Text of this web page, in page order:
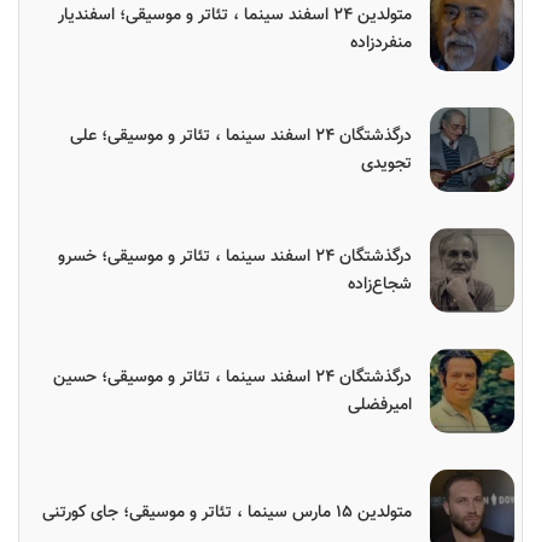
متولدین ۲۴ اسفند سینما ، تئاتر و موسیقی؛ اسفندیار
منفردزاده
درگذشتگان ۲۴ اسفند سینما ، تئاتر و موسیقی؛ علی
تجویدی
درگذشتگان ۲۴ اسفند سینما ، تئاتر و موسیقی؛ خسرو
شجاع‌زاده
درگذشتگان ۲۴ اسفند سینما ، تئاتر و موسیقی؛ حسین
امیرفضلی
متولدین ۱۵ مارس سینما ، تئاتر و موسیقی؛ جای کورتنی